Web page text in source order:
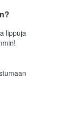
lippuja